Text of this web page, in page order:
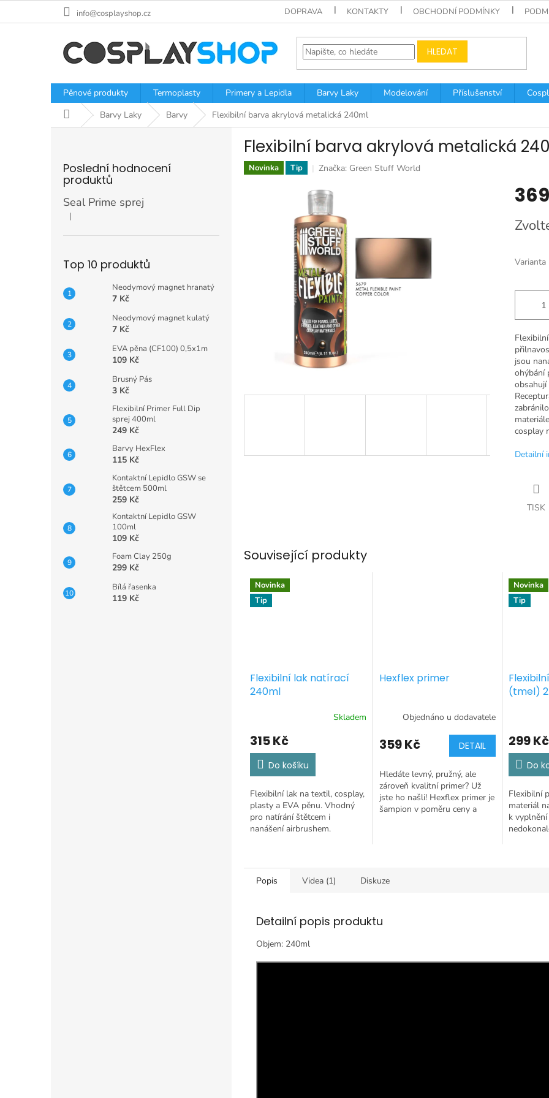
info@cosplayshop.cz DOPRAVA KONTAKTY OBCHODNÍ PODMÍNKY
HLEDAT
Pěnové produkty Termoplasty Primery a Lepidla Barvy Laky Modelování Příslušenství
Domů Barvy Laky Barvy Flexibilní barva akrylová metalická 240ml
Poslední hodnocení
produktů
Seal Prime sprej
Hodnocení produktu je 5 z 5 hvězdiček.
|
Top 10 produktů
Neodymový magnet hranatý
7 Kč
Neodymový magnet kulatý
7 Kč
EVA pěna (CF100) 0,5x1m
109 Kč
Brusný Pás
3 Kč
Flexibilní Primer Full Dip
sprej 400ml
249 Kč
Barvy HexFlex
115 Kč
Kontaktní Lepidlo GSW se
štětcem 500ml
259 Kč
Kontaktní Lepidlo GSW
100ml
109 Kč
Foam Clay 250g
299 Kč
Bílá řasenka
119 Kč
Flexibilní barva akrylová metalická
Novinka Tip Značka: Green Stuff World
cena:
Varianta
jsou
ohýbání
obsahují
cosplay
Detailní
TISK
Související produkty
Novinka
Tip
Flexibilní lak natírací
240ml
Skladem
315 Kč
Do košíku
Flexibilní lak na textil, cosplay,
plasty a EVA pěnu. Vhodný
pro natírání štětcem i
nanášení airbrushem.
Hexflex primer
Objednáno u dodavatele
359 Kč DETAIL
Hledáte levný, pružný, ale
zároveň kvalitní primer? Už
jste ho našli! Hexflex primer je
šampion v poměru ceny a
Novinka
Tip
(tmel)
299 Kč
Do
Flexibilní
materiál
k vyplnění
Popis Videa (1) Diskuze
Detailní popis produktu
Objem: 240ml